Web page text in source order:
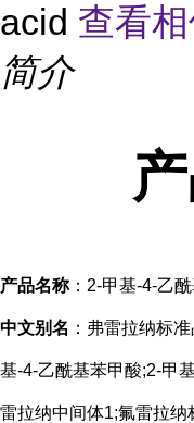
acid 查看
简介
产品名称：2-甲基-4-乙
中文别名 ：弗雷拉纳标
基-4-乙酰基苯甲酸;2-甲
雷拉纳中间体1;氟雷拉